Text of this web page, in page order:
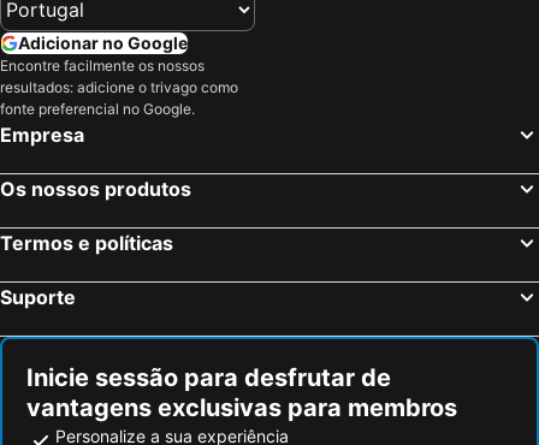
Adicionar no Google
Encontre facilmente os nossos
resultados: adicione o trivago como
fonte preferencial no Google.
Empresa
Os nossos produtos
Termos e políticas
Suporte
Inicie sessão para desfrutar de
vantagens exclusivas para membros
Personalize a sua experiência